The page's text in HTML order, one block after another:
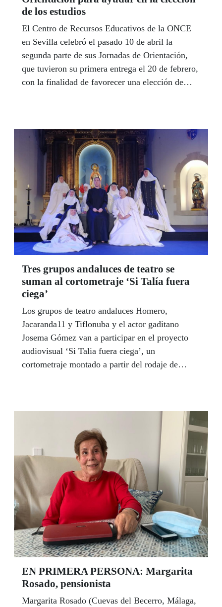
de los estudios
El Centro de Recursos Educativos de la ONCE
en Sevilla celebró el pasado 10 de abril la
segunda parte de sus Jornadas de Orientación,
que tuvieron su primera entrega el 20 de febrero,
con la finalidad de favorecer una elección de
con los Departamentos de Orientación de los
distintos centros educativos en los que se
encuentra escolarizado el alumnado con ceguera
o discapacidad visual grave. Por otra parte, el
CRE celebró el Día del Libro, el 23 de abril, con
una lectura muy especial de 'El Principìto' en
braille.
Tres grupos andaluces de teatro se
suman al cortometraje ‘Si Talía fuera
ciega’
Los grupos de teatro andaluces Homero,
Jacaranda11 y Tiflonuba y el actor gaditano
Josema Gómez van a participar en el proyecto
audiovisual ‘Si Talia fuera ciega’, un
cortometraje montado a partir del rodaje de
visual grave. Bajo la dirección de Esteve Ferrer
el documental cinematográfico servirá para dar a
conocer al gran público el alto nivel y calidad
artística de los grupos de teatro de la ONCE, en
un año en el que debería haberse celebrado la
Bienal de Teatro, suspendida por la pandemia.
EN PRIMERA PERSONA: Margarita
Rosado, pensionista
Margarita Rosado (Cuevas del Becerro, Málaga,